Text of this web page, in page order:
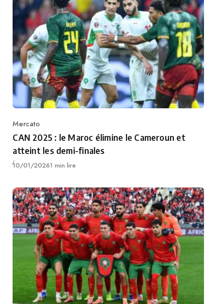
Category
Mercato
CAN 2025 : le Maroc élimine le Cameroun et
atteint les demi-finales
Publié
10/01/20261 min lire